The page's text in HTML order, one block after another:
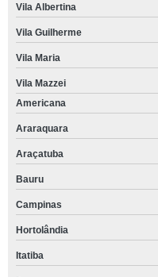
Vila Albertina
Vila Guilherme
Vila Maria
Vila Mazzei
Americana
Araraquara
Araçatuba
Bauru
Campinas
Hortolândia
Itatiba